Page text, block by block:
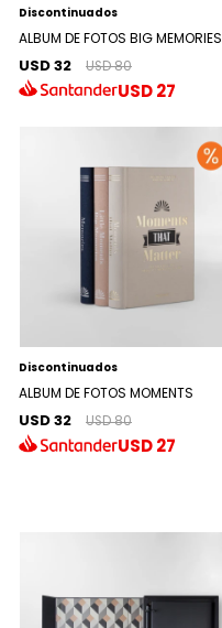
Discontinuados
ALBUM DE FOTOS BIG MEMORIES
USD 32 USD 80
USD27
Discontinuados
ALBUM DE FOTOS MOMENTS
USD 32 USD 80
USD27